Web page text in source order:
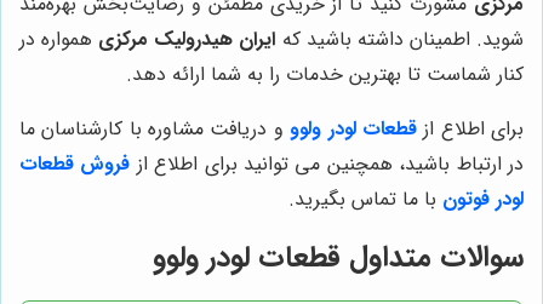
شوید. اطمینان داشته باشید که ایران هیدرولیک مرکزی همواره در
کنار شماست تا بهترین خدمات را به شما ارائه دهد.
برای اطلاع ازقطعات لودر ولوو و دریافت مشاوره با کارشناسان ما
در ارتباط باشید، همچنین می توانید برای اطلاع از فروش قطعات
لودر فوتون با ما تماس بگیرید.
سوالات متداول قطعات لودر ولوو